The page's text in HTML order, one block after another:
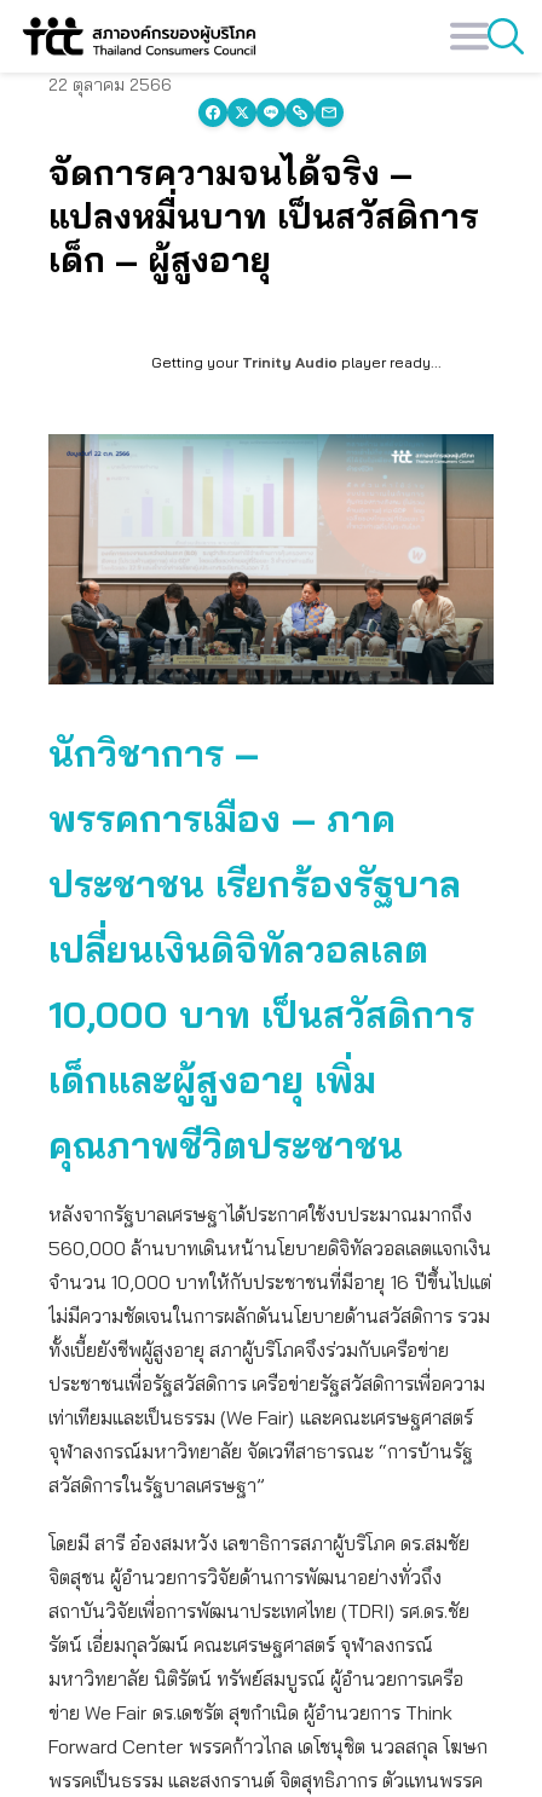
Skip
22 ตุลาคม 2566
จัดการความจนได้จริง –
แปลงหมื่นบาท เป็นสวัสดิการ
เด็ก – ผู้สูงอายุ
Getting your Trinity Audio player ready...
นักวิชาการ –
พรรคการเมือง – ภาค
ประชาชน เรียกร้องรัฐบาล
เปลี่ยนเงินดิจิทัลวอลเลต
10,000 บาท เป็นสวัสดิการ
เด็กและผู้สูงอายุ เพิ่ม
คุณภาพชีวิตประชาชน
หลังจากรัฐบาลเศรษฐาได้ประกาศใช้งบประมาณมากถึง
560,000 ล้านบาทเดินหน้านโยบายดิจิทัลวอลเลตแจกเงิน
จำนวน 10,000 บาทให้กับประชาชนที่มีอายุ 16 ปีขึ้นไปแต่
ไม่มีความชัดเจนในการผลักดันนโยบายด้านสวัสดิการ รวม
ทั้งเบี้ยยังชีพผู้สูงอายุ สภาผู้บริโภคจึงร่วมกับเครือข่าย
ประชาชนเพื่อรัฐสวัสดิการ เครือข่ายรัฐสวัสดิการเพื่อความ
เท่าเทียมและเป็นธรรม (We Fair) และคณะเศรษฐศาสตร์
จุฬาลงกรณ์มหาวิทยาลัย จัดเวทีสาธารณะ “การบ้านรัฐ
สวัสดิการในรัฐบาลเศรษฐา”
โดยมี สารี อ๋องสมหวัง เลขาธิการสภาผู้บริโภค ดร.สมชัย
จิตสุชน ผู้อำนวยการวิจัยด้านการพัฒนาอย่างทั่วถึง
สถาบันวิจัยเพื่อการพัฒนาประเทศไทย (TDRI) รศ.ดร.ชัย
รัตน์ เอี่ยมกุลวัฒน์ คณะเศรษฐศาสตร์ จุฬาลงกรณ์
มหาวิทยาลัย นิติรัตน์ ทรัพย์สมบูรณ์ ผู้อำนวยการเครือ
ข่าย We Fair ดร.เดชรัต สุขกำเนิด ผู้อำนวยการ Think
Forward Center พรรคก้าวไกล เดโชนุชิต นวลสกุล โฆษก
พรรคเป็นธรรม และสงกรานต์ จิตสุทธิภากร ตัวแทนพรรค